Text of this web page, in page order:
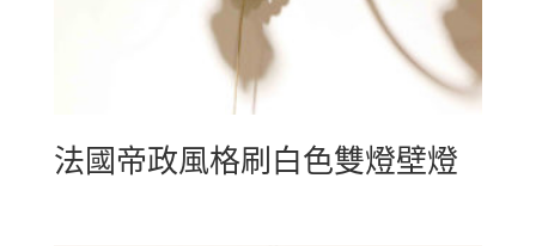
法國帝政風格刷白色雙燈壁燈